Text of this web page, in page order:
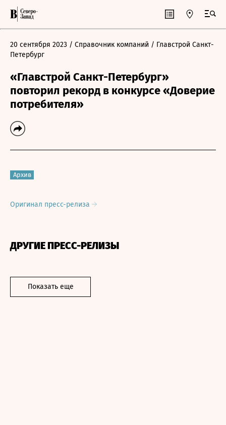
20 сентября 2023 / Справочник компаний / Главстрой Санкт-
Петербург
«Главстрой Санкт-Петербург»
повторил рекорд в конкурсе «Доверие
потребителя»
Архив
Оригинал пресс-релиза
ДРУГИЕ ПРЕСС-РЕЛИЗЫ
Показать еще